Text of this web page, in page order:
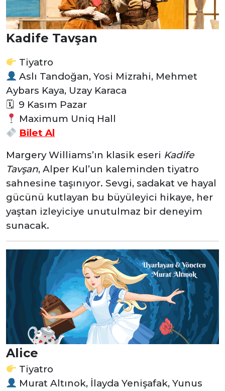
Kadife Tavşan
Tiyatro
Aslı Tandoğan, Yosi Mizrahi, Mehmet
Aybars Kaya, Uzay Karaca
🗓 9 Kasım Pazar
Maximum Uniq Hall
Bilet Al
Margery Williams’ın klasik eseri Kadife
Tavşan, Alper Kul’un kaleminden tiyatro
sahnesine taşınıyor. Sevgi, sadakat ve hayal
gücünü kutlayan bu büyüleyici hikaye, her
yaştan izleyiciye unutulmaz bir deneyim
sunacak.
Alice
Tiyatro
Murat Altınok, İlayda Yenişafak, Yunus